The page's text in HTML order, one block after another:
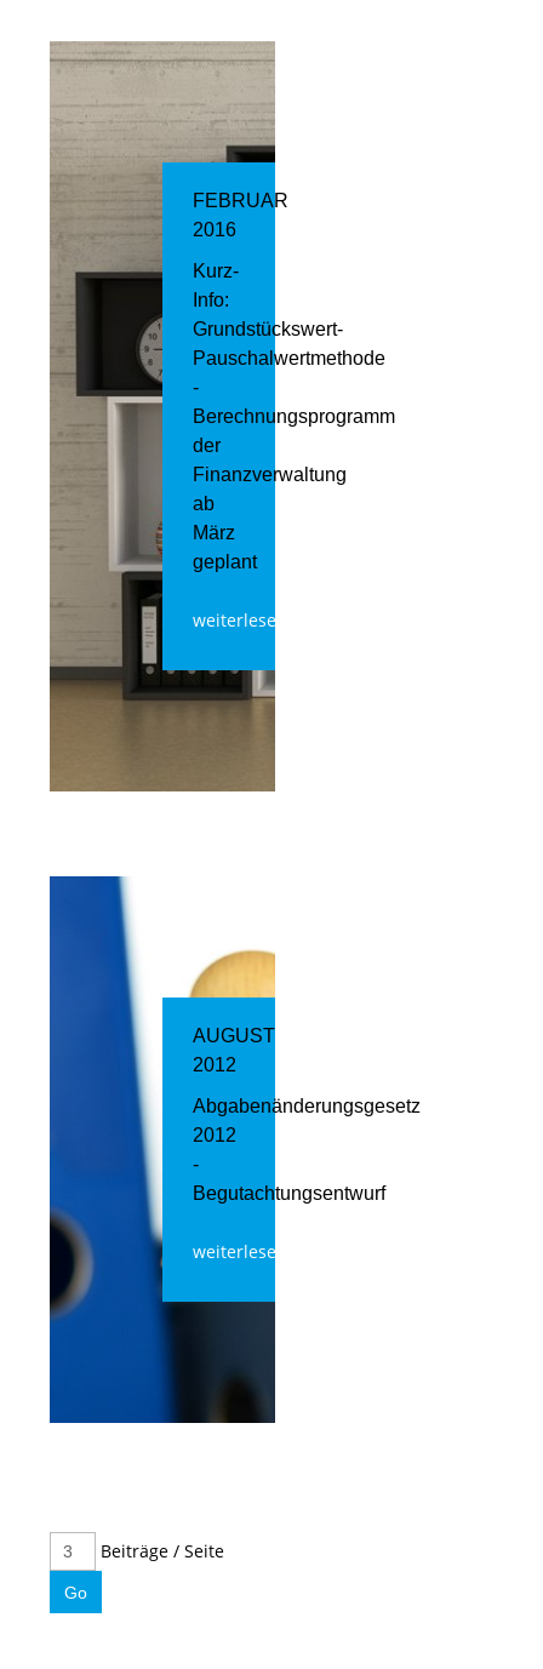
FEBRUAR
2016
Kurz-
Info:
Grundstückswert-
Pauschalwertmethode
-
Berechnungsprogramm
der
Finanzverwaltung
ab
März
geplant
weiterlesen
AUGUST
2012
Abgabenänderungsgesetz
2012
-
Begutachtungsentwurf
weiterlesen
Beiträge / Seite